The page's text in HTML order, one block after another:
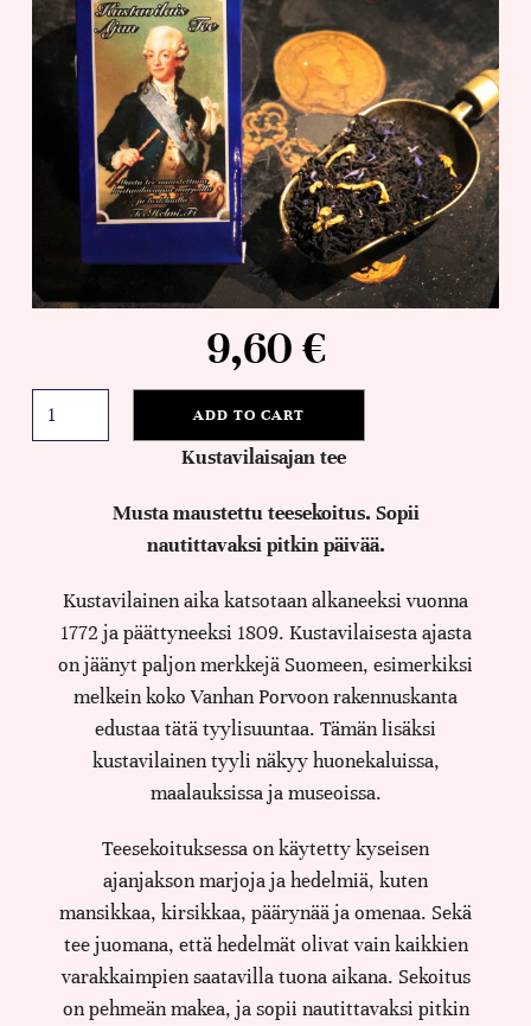
9,60€
ADD TO CART
Kustavilaisajan tee
Musta maustettu teesekoitus. Sopii
nautittavaksi pitkin päivää.
Kustavilainen aika katsotaan alkaneeksi vuonna
1772 ja päättyneeksi 1809. Kustavilaisesta ajasta
on jäänyt paljon merkkejä Suomeen, esimerkiksi
melkein koko Vanhan Porvoon rakennuskanta
edustaa tätä tyylisuuntaa. Tämän lisäksi
kustavilainen tyyli näkyy huonekaluissa,
maalauksissa ja museoissa.
Teesekoituksessa on käytetty kyseisen
ajanjakson marjoja ja hedelmiä, kuten
mansikkaa, kirsikkaa, päärynää ja omenaa. Sekä
tee juomana, että hedelmät olivat vain kaikkien
varakkaimpien saatavilla tuona aikana. Sekoitus
on pehmeän makea, ja sopii nautittavaksi pitkin